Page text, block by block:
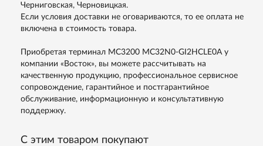
Черниговская, Черновицкая.
Если условия доставки не оговариваются, то ее оплата не
включена в стоимость товара.
Приобретая терминал MC3200 MC32N0-GI2HCLE0A у
компании «Восток», вы можете рассчитывать на
качественную продукцию, профессиональное сервисное
сопровождение, гарантийное и постгарантийное
обслуживание, информационную и консультативную
поддержку.
С этим товаром покупают